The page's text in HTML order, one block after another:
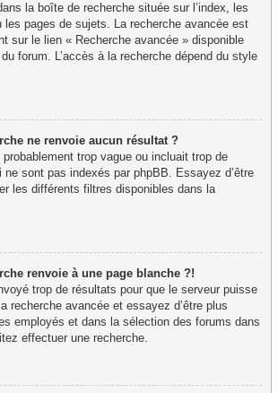
la boîte de recherche située sur l’index, les
les pages de sujets. La recherche avancée est
sur le lien « Recherche avancée » disponible
forum. L’accès à la recherche dépend du style
ne renvoie aucun résultat ?
trop vague ou incluait trop de
sont pas indexés par phpBB. Essayez d’être
les différents filtres disponibles dans la
renvoie à une page blanche ?!
trop de résultats pour que le serveur puisse
recherche avancée et essayez d’être plus
employés et dans la sélection des forums dans
effectuer une recherche.